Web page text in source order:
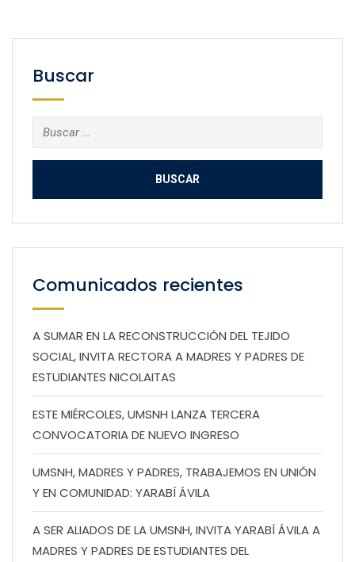
Buscar
Buscar:
Comunicados recientes
A SUMAR EN LA RECONSTRUCCIÓN DEL TEJIDO
SOCIAL, INVITA RECTORA A MADRES Y PADRES DE
ESTUDIANTES NICOLAITAS
ESTE MIÉRCOLES, UMSNH LANZA TERCERA
CONVOCATORIA DE NUEVO INGRESO
UMSNH, MADRES Y PADRES, TRABAJEMOS EN UNIÓN
Y EN COMUNIDAD: YARABÍ ÁVILA
A SER ALIADOS DE LA UMSNH, INVITA YARABÍ ÁVILA A
MADRES Y PADRES DE ESTUDIANTES DEL